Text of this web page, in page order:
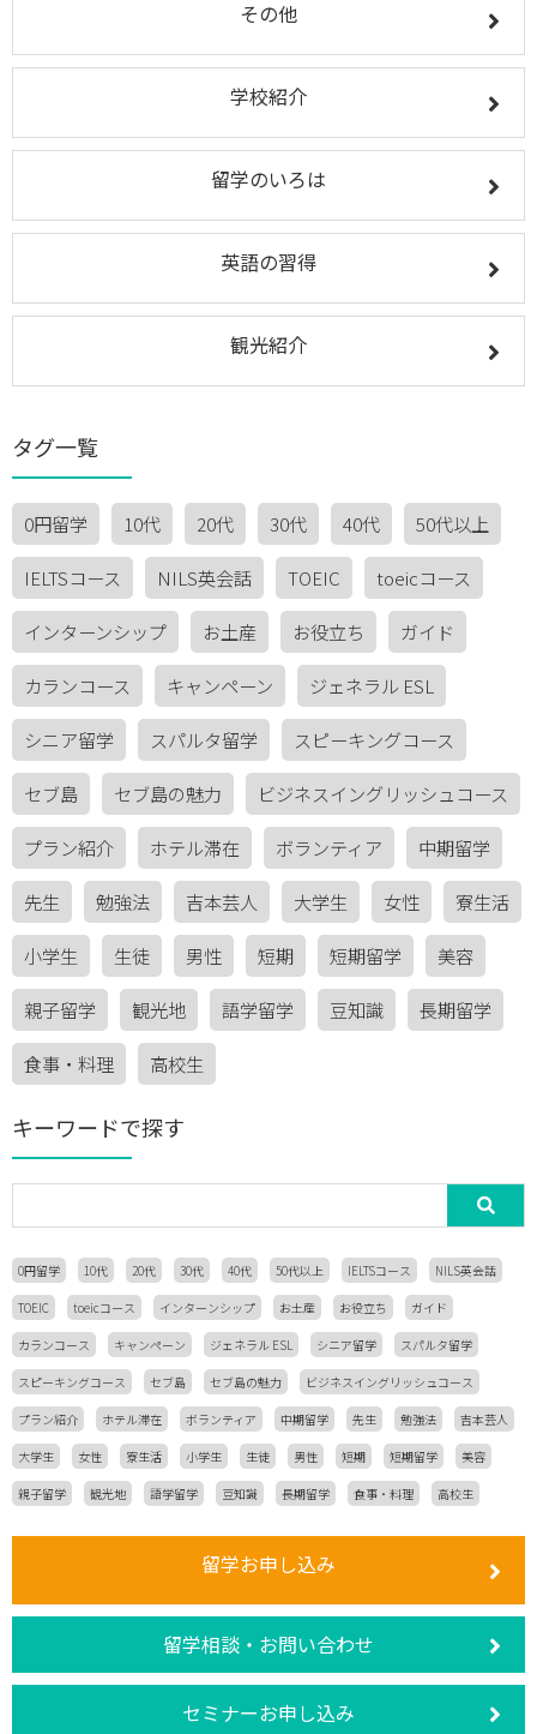
その他
学校紹介
留学のいろは
英語の習得
観光紹介
タグ一覧
0円留学 10代 20代 30代 40代 50代以上
IELTSコース NILS英会話 TOEIC toeicコース
インターンシップ お土産 お役立ち ガイド
カランコース キャンペーン ジェネラル ESL
シニア留学 スパルタ留学 スピーキングコース
セブ島 セブ島の魅力 ビジネスイングリッシュコース
プラン紹介 ホテル滞在 ボランティア 中期留学
先生 勉強法 吉本芸人 大学生 女性 寮生活
小学生 生徒 男性 短期 短期留学 美容
親子留学 観光地 語学留学 豆知識 長期留学
食事・料理 高校生
キーワードで探す
0円留学 10代 20代 30代 40代 50代以上 IELTSコース NILS英会話
TOEIC toeicコース インターンシップ お土産 お役立ち ガイド
カランコース キャンペーン ジェネラル ESL シニア留学 スパルタ留学
スピーキングコース セブ島 セブ島の魅力 ビジネスイングリッシュコース
プラン紹介 ホテル滞在 ボランティア 中期留学 先生 勉強法 吉本芸人
大学生 女性 寮生活 小学生 生徒 男性 短期 短期留学 美容
親子留学 観光地 語学留学 豆知識 長期留学 食事・料理 高校生
留学お申し込み
留学相談・お問い合わせ
セミナーお申し込み